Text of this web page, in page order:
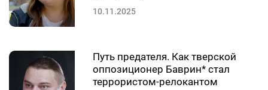
10.11.2025
Путь предателя. Как тверской
оппозиционер Баврин* стал
террористом-релокантом